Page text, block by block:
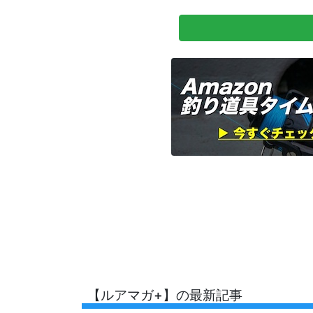
【ルアマガ+】の最新記事